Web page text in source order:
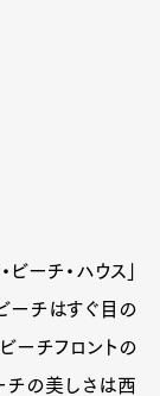
ーチ・ハウス」
ーチはすぐ目の
ーチフロントの
チの美しさは西